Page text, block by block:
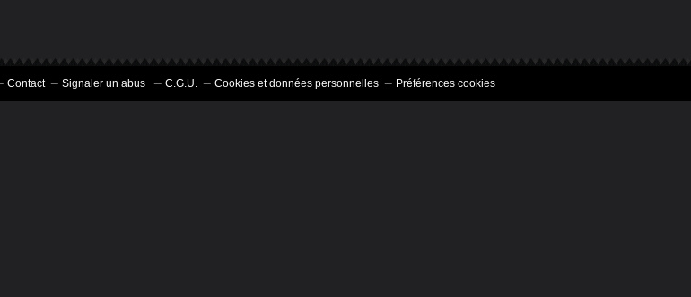
Contact Signaler un abus C.G.U. Cookies et données personnelles Préférences cookies